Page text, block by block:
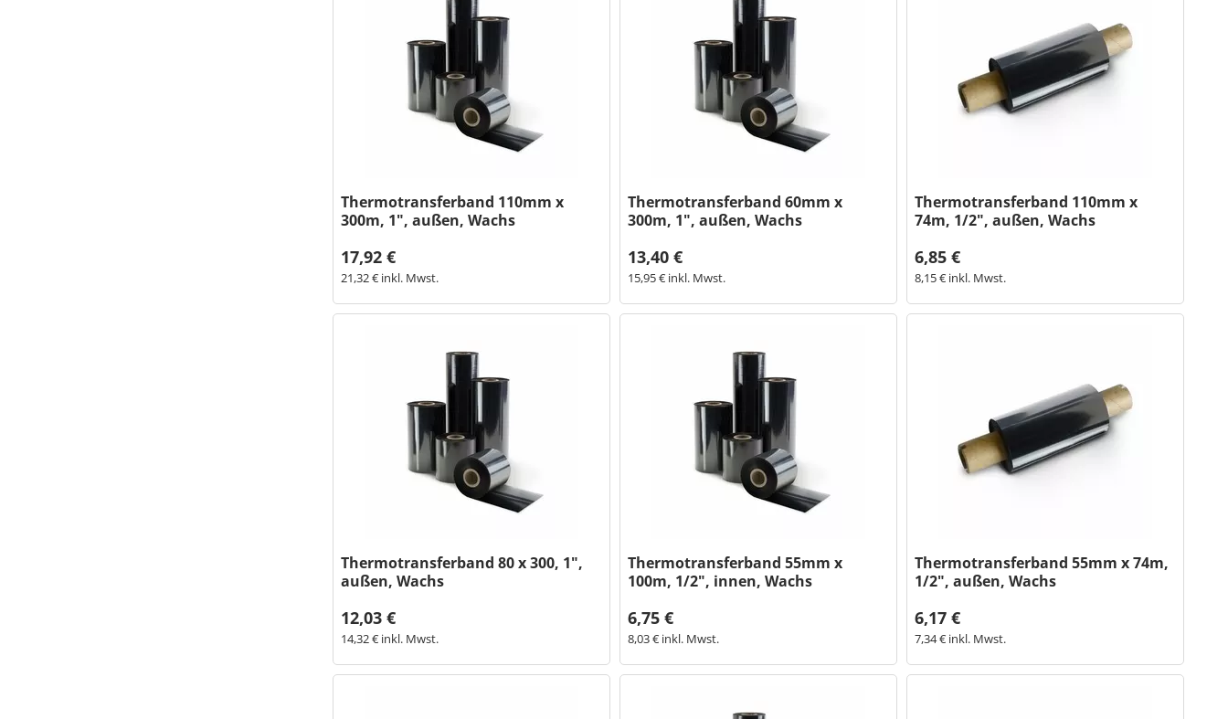
Thermotransferband 110mm x
300m, 1", außen, Wachs
17,92 €
21,32 € inkl. Mwst.
Thermotransferband 60mm x
300m, 1", außen, Wachs
13,40 €
15,95 € inkl. Mwst.
Thermotransferband 110mm x
74m, 1/2", außen, Wachs
6,85 €
8,15 € inkl. Mwst.
Thermotransferband 80 x 300, 1",
außen, Wachs
12,03 €
14,32 € inkl. Mwst.
Thermotransferband 55mm x
100m, 1/2", innen, Wachs
6,75 €
8,03 € inkl. Mwst.
Thermotransferband 55mm x 74m,
1/2", außen, Wachs
6,17 €
7,34 € inkl. Mwst.